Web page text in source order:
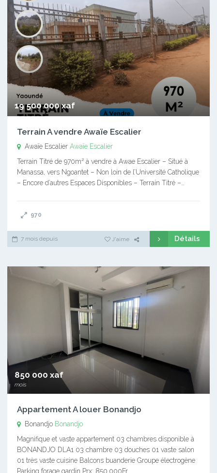
19 500 000 xaf
Terrain A vendre Awaïe Escalier
Awaïe Escalier Awaïe Escalier
Terrain Titré de 970m² à vendre à Awae Escalier – Situé à
Manassa, vers Ngoantet – Non loin de l’Université Catholique
– Encore d’autres Espaces Disponibles – Terrain Titré –…
970
7 mois depuis J'aime Détails
850 000 xaf
mois
Appartement A louer Bonandjo
Bonandjo Bonandjo
Magnifique et vaste appartement 03 chambres disponible à
BONANDJO DLA1 03 chambre 03 douches 01 vaste salon
01 très vaste cuisine Balcons buanderie Groupe électrogène
Parking forage gardin Prx: 850.000Fr…